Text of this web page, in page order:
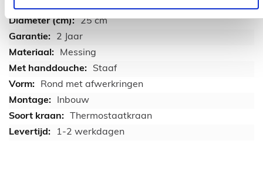
25 cm
2 Jaar
Messing
Staaf
Rond met afwerkringen
Inbouw
Thermostaatkraan
1-2 werkdagen